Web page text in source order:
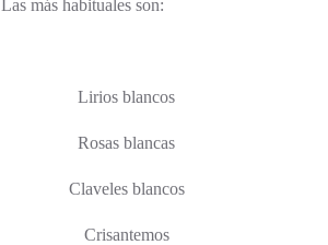
Las más habituales son:
Lirios blancos
Rosas blancas
Claveles blancos
Crisantemos